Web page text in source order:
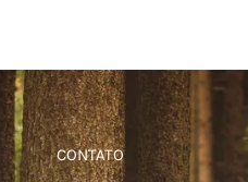
CONTATO